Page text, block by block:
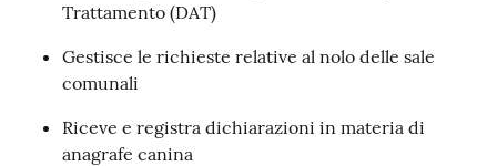
Trattamento (DAT)
Gestisce le richieste relative al nolo delle sale
comunali
Riceve e registra dichiarazioni in materia di
anagrafe canina